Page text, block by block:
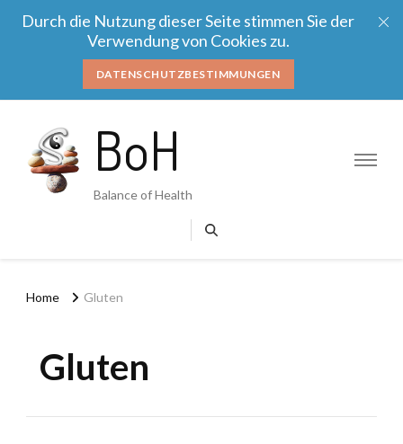
Durch die Nutzung dieser Seite stimmen Sie der
Verwendung von Cookies zu.
DATENSCHUTZBESTIMMUNGEN
BoH
Balance of Health
Home Gluten
Gluten